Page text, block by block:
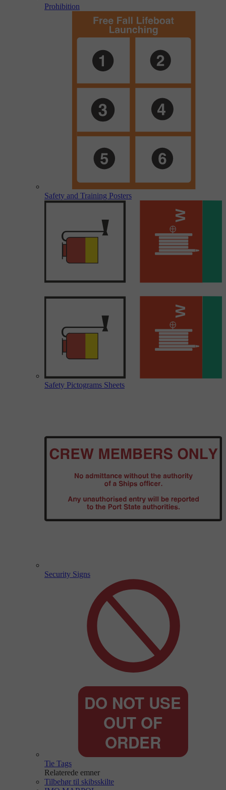
Prohibition
Safety and Training Posters
Safety Pictograms Sheets
Security Signs
Tie Tags
Relaterede emner
Tilbehør til skibsskilte